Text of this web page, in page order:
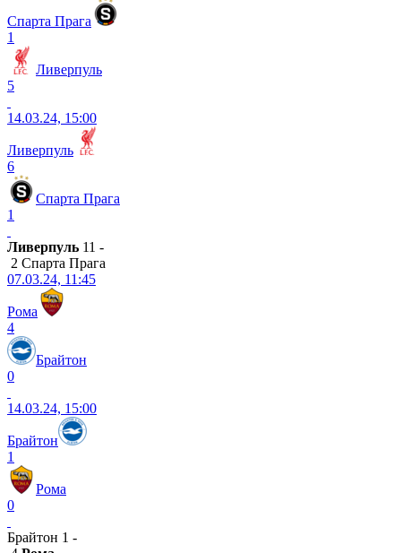
Спарта Прага
1
Ливерпуль
5
14.03.24, 15:00
Ливерпуль
6
Спарта Прага
1
Ливерпуль 11 -
2 Спарта Прага
07.03.24, 11:45
Рома
4
Брайтон
0
14.03.24, 15:00
Брайтон
1
Рома
0
Брайтон 1 -